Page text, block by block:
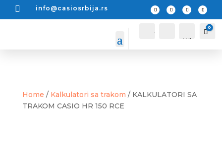
 info@casiosrbija.rs
A
Wis
Cart
0
Home / Kalkulatori sa trakom / KALKULATORI SA
TRAKOM CASIO HR 150 RCE